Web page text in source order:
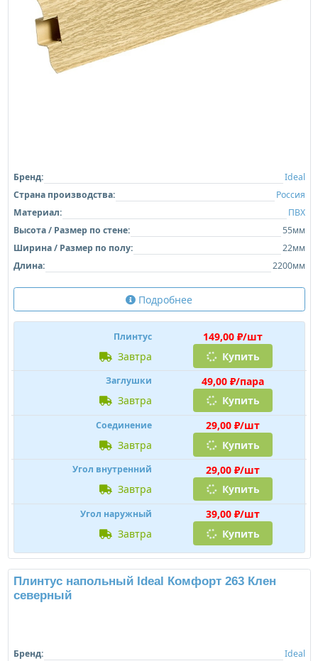
Бренд:
Ideal
Страна производства:
Россия
Материал:
ПВХ
Высота / Размер по стене:
55мм
Ширина / Размер по полу:
22мм
Длина:
2200мм
Подробнее
Плинтус
149,00 ₽/шт
завтра
Купить
Заглушки
49,00 ₽/пара
завтра
Купить
Соединение
29,00 ₽/шт
завтра
Купить
Угол внутренний
29,00 ₽/шт
завтра
Купить
Угол наружный
39,00 ₽/шт
завтра
Купить
Плинтус напольный Ideal Комфорт 263 Клен
северный